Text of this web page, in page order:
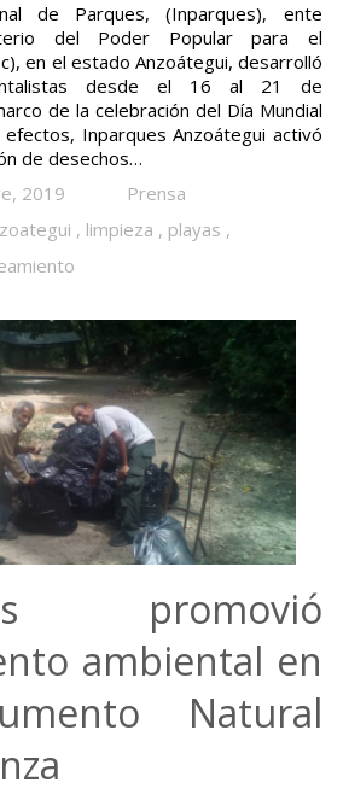
de Parques, (Inparques), ente
del Poder Popular para el
en el estado Anzoátegui, desarrolló
desde el 16 al 21 de
de la celebración del Día Mundial
Inparques Anzoátegui activó
de desechos…
2019
Prensa
, limpieza , playas ,
promovió
ambiental en
Natural